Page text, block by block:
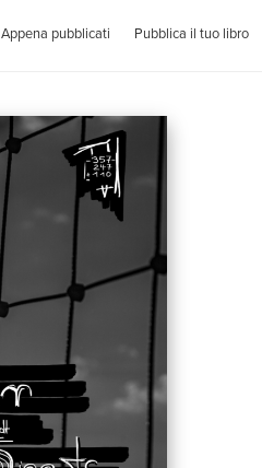
Appena pubblicati Pubblica il tuo libro